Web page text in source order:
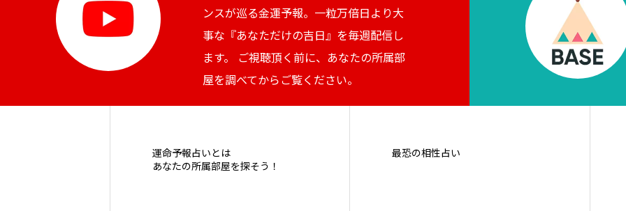
ンスが巡る金運予報。一粒万倍日より大
事な『あなただけの吉日』を毎週配信し
ます。 ご視聴頂く前に、あなたの所属部
屋を調べてからご覧ください。
運命予報占いとは
あなたの所属部屋を探そう！
最恐の相性占い